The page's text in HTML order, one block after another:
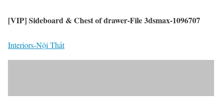
[VIP] Sideboard & Chest of drawer-File 3dsmax-1096707
Interiors-Nội Thất